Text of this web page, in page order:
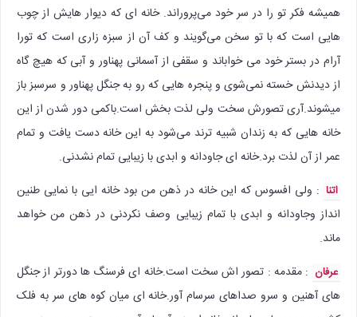
همیشه فکر تو را در سر خود می‌پروراند. خانه ای که دیوار هایش از چوب
هایی است که با تو سخن می‌گویند و کف آن از سبزه زاری است که تورا
آرام در بستر خود می خواباند و سقفی از آسمانی پهناور و آبی که هیچ گاه
از دیدنش خسته نمی‌شوی و پنجره هایی که رو به جنگل پهناور و سرسبز باز
میشوند.آری تصورش سخت ولی لذت بخش است.باکمی دور شدن از این
خانه هایی که به زندان شبیه ترند می‌شود به این خانه دست یافت و تمام
عمر از آن لذت برد.خانه ای جاودانه و ابدی با زیبایی تمام نشدنی.
اتنا : ولی افسوس که این خانه در ذهن من بود خانه ایی با نمایی طنین
انداز وجاودانه و ابدی با تمام زیبایی وصف نکردنی در ذهن من خواهد
ماند.
عرفان : مقدمه : تصور اش سخت است.خانه ای فرسنگ ها دورتر از جنگل
های آهنین و سرو صداهای سرسام آور.خانه ای میان کوه های سر به فلک